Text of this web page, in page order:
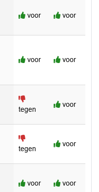
voor voor
voor voor
tegen
voor
tegen
voor
voor voor